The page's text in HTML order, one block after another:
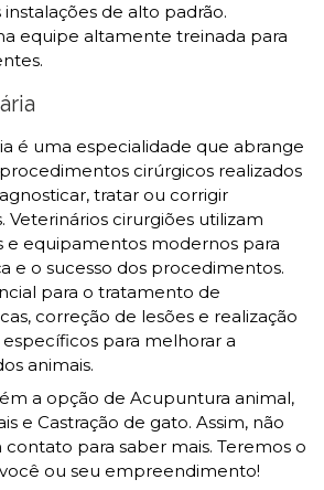
instalações de alto padrão.
equipe altamente treinada para
é uma especialidade que abrange
cirúrgicos realizados
tratar ou corrigir
Veterinários cirurgiões utilizam
e equipamentos modernos para
e o sucesso dos procedimentos.
para o tratamento de
correção de lesões e realização
para melhorar a
animais.
a opção de Acupuntura animal,
e Castração de gato. Assim, não
para saber mais. Teremos o
ou seu empreendimento!